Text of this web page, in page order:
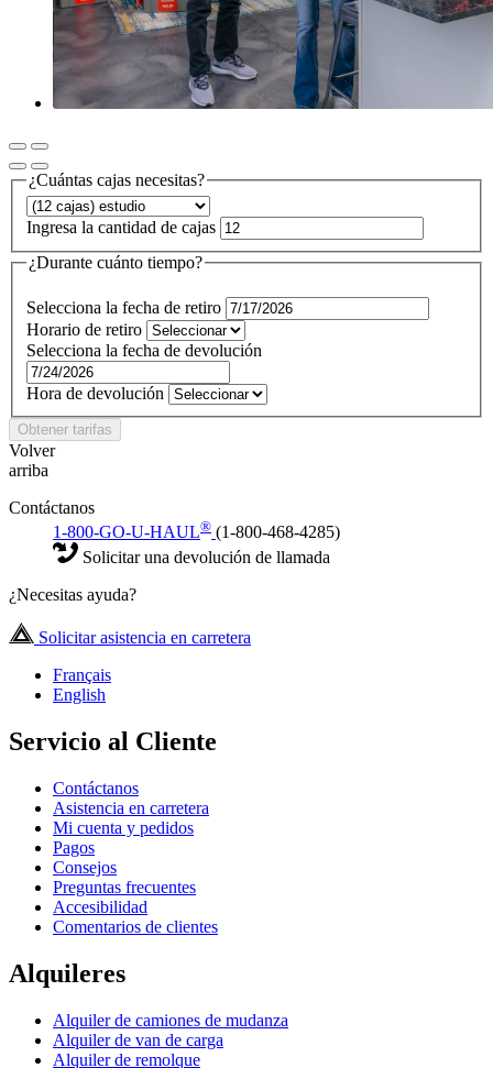
¿Cuántas cajas necesitas?
Ingresa la cantidad de cajas
¿Durante cuánto tiempo?
Selecciona la fecha de retiro
Horario de retiro
Selecciona la fecha de devolución
Hora de devolución
Obtener tarifas
Volver
arriba
Contáctanos
1-800-GO-U-HAUL® (1-800-468-4285)
Solicitar una devolución de llamada
¿Necesitas ayuda?
Solicitar asistencia en carretera
Français
English
Servicio al Cliente
Contáctanos
Asistencia en carretera
Mi cuenta y pedidos
Pagos
Consejos
Preguntas frecuentes
Accesibilidad
Comentarios de clientes
Alquileres
Alquiler de camiones de mudanza
Alquiler de van de carga
Alquiler de remolque